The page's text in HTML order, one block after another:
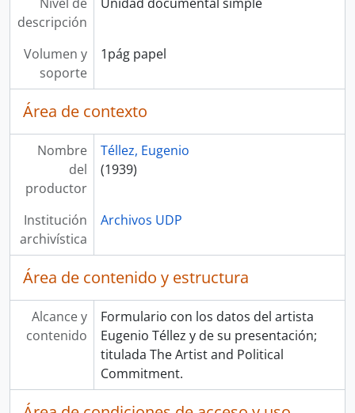
descripción
Volumen y
soporte
1pág papel
Área de contexto
Nombre
del
productor
Téllez, Eugenio
(1939)
Institución
archivística
Archivos UDP
Área de contenido y estructura
Alcance y
contenido
Formulario con los datos del artista
Eugenio Téllez y de su presentación;
titulada The Artist and Political
Commitment.